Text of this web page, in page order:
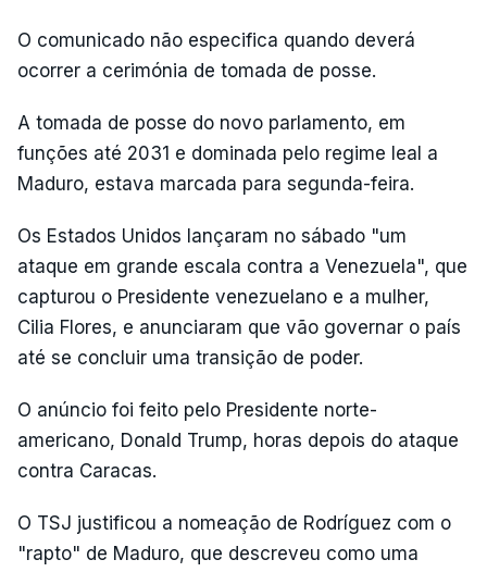
O comunicado não especifica quando deverá
ocorrer a cerimónia de tomada de posse.
A tomada de posse do novo parlamento, em
funções até 2031 e dominada pelo regime leal a
Maduro, estava marcada para segunda-feira.
Os Estados Unidos lançaram no sábado "um
ataque em grande escala contra a Venezuela", que
capturou o Presidente venezuelano e a mulher,
Cilia Flores, e anunciaram que vão governar o país
até se concluir uma transição de poder.
O anúncio foi feito pelo Presidente norte-
americano, Donald Trump, horas depois do ataque
contra Caracas.
O TSJ justificou a nomeação de Rodríguez com o
"rapto" de Maduro, que descreveu como uma